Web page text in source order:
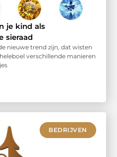
je kind als
sieraad
nieuwe trend zijn, dat wisten
verschillende manieren
BEDRIJVEN